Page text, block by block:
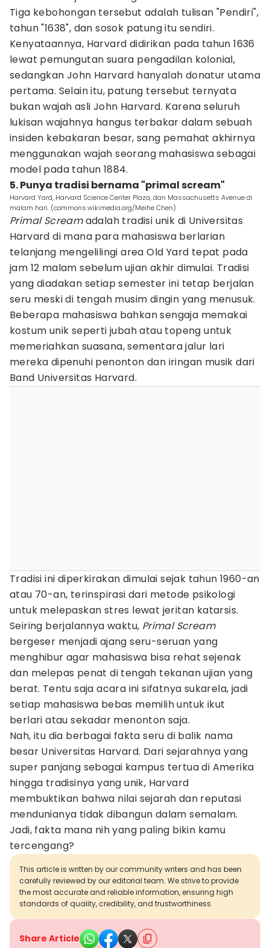
Tiga kebohongan tersebut adalah tulisan "Pendiri",
tahun "1638", dan sosok patung itu sendiri.
Kenyataannya, Harvard didirikan pada tahun 1636
lewat pemungutan suara pengadilan kolonial,
sedangkan John Harvard hanyalah donatur utama
pertama. Selain itu, patung tersebut ternyata
bukan wajah asli John Harvard. Karena seluruh
lukisan wajahnya hangus terbakar dalam sebuah
insiden kebakaran besar, sang pemahat akhirnya
menggunakan wajah seorang mahasiswa sebagai
model pada tahun 1884.
5. Punya tradisi bernama "primal scream"
Harvard Yard, Harvard Science Center Plaza, dan Massachusetts Avenue di
malam hari. (commons.wikimedia.org/Meihe Chen)
Primal Screamadalah tradisi unik di Universitas
Harvard di mana para mahasiswa berlarian
telanjang mengelilingi area Old Yard tepat pada
jam 12 malam sebelum ujian akhir dimulai. Tradisi
yang diadakan setiap semester ini tetap berjalan
seru meski di tengah musim dingin yang menusuk.
Beberapa mahasiswa bahkan sengaja memakai
kostum unik seperti jubah atau topeng untuk
memeriahkan suasana, sementara jalur lari
mereka dipenuhi penonton dan iringan musik dari
Band Universitas Harvard.
Tradisi ini diperkirakan dimulai sejak tahun 1960-an
atau 70-an, terinspirasi dari metode psikologi
untuk melepaskan stres lewat jeritan katarsis.
Seiring berjalannya waktu, Primal Scream
bergeser menjadi ajang seru-seruan yang
menghibur agar mahasiswa bisa rehat sejenak
dan melepas penat di tengah tekanan ujian yang
berat. Tentu saja acara ini sifatnya sukarela, jadi
setiap mahasiswa bebas memilih untuk ikut
berlari atau sekadar menonton saja.
Nah, itu dia berbagai fakta seru di balik nama
besar Universitas Harvard. Dari sejarahnya yang
super panjang sebagai kampus tertua di Amerika
hingga tradisinya yang unik, Harvard
membuktikan bahwa nilai sejarah dan reputasi
mendunianya tidak dibangun dalam semalam.
Jadi, fakta mana nih yang paling bikin kamu
tercengang?
This article is written by our community writers and has been
carefully reviewed by our editorial team. We strive to provide
the most accurate and reliable information, ensuring high
standards of quality, credibility, and trustworthiness.
Share Article